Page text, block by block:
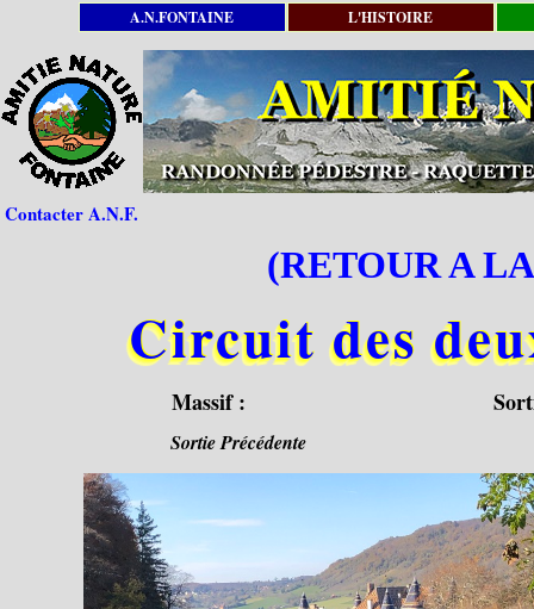
A.N.FONTAINE L'HISTOIRE
Contacter A.N.F.
(RETOUR A
Circuit des
Massif :
Sortie Précédente